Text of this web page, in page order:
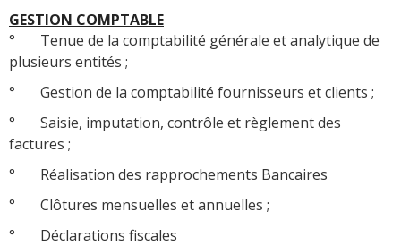
GESTION COMPTABLE
° Tenue de la comptabilité générale et analytique de
plusieurs entités ;
° Gestion de la comptabilité fournisseurs et clients ;
° Saisie, imputation, contrôle et règlement des
factures ;
° Réalisation des rapprochements Bancaires
° Clôtures mensuelles et annuelles ;
° Déclarations fiscales